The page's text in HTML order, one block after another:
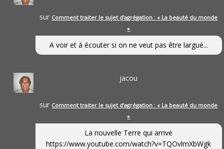
sur Comment traiter le sujet d’agrégation : « La beauté du monde
»
A voir et à écouter si on ne veut pas être largué...
jacou
sur Comment traiter le sujet d’agrégation : « La beauté du monde
»
La nouvelle Terre qui arrive
https://www.youtube.com/watch?v=TQOvlmXbWgk